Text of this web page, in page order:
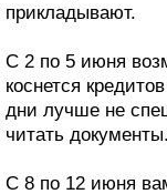
прикладывают.
С 2 по 5 июня
коснется
дни лучше не
читать документы.
С 8 по 12 июня